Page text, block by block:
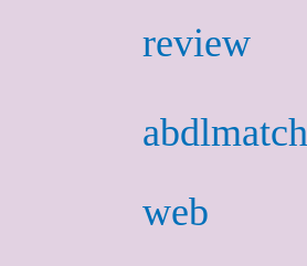
review
abdlmatch
web